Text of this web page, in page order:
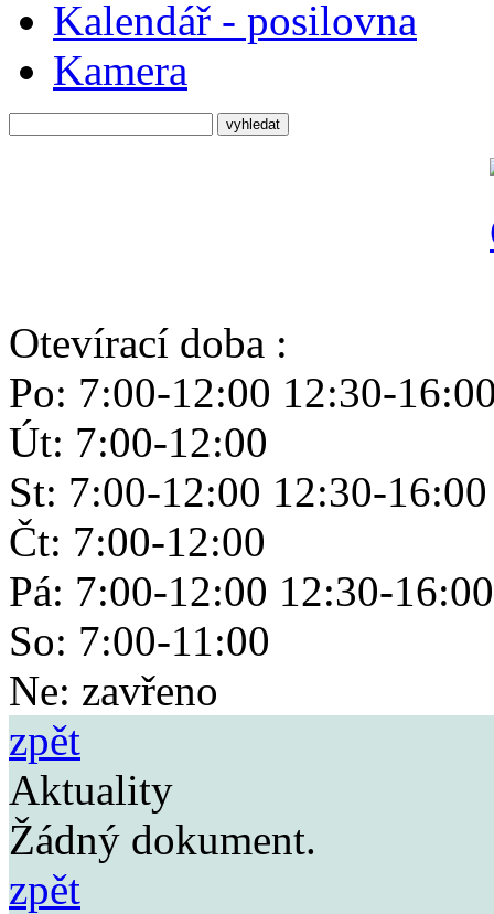
Kalendář - posilovna
Kamera
Otevírací doba :
Po: 7:00-12:00 12:30-
Út: 7:00-12:00
St: 7:00-12:00 12:30-16:00
Čt: 7:00-12:00
Pá: 7:00-12:00 12:30-16:00
So: 7:00-11:00
Ne: zavřeno
zpět
Aktuality
Žádný dokument.
zpět